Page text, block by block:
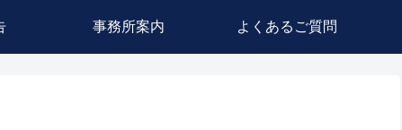
事務所案内 よくあるご質問